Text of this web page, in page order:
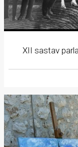
XII sastav